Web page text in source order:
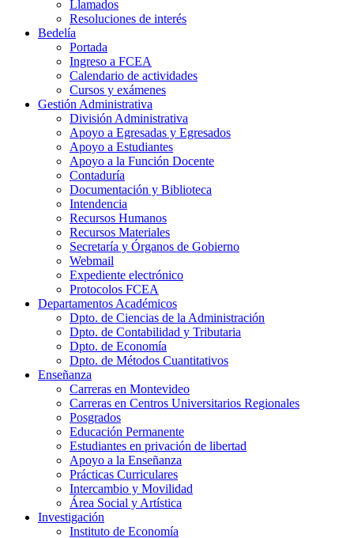
Llamados
Resoluciones de interés
Bedelía
Portada
Ingreso a FCEA
Calendario de actividades
Cursos y exámenes
Gestión Administrativa
División Administrativa
Apoyo a Egresadas y Egresados
Apoyo a Estudiantes
Apoyo a la Función Docente
Contaduría
Documentación y Biblioteca
Intendencia
Recursos Humanos
Recursos Materiales
Secretaría y Órganos de Gobierno
Webmail
Expediente electrónico
Protocolos FCEA
Departamentos Académicos
Dpto. de Ciencias de la Administración
Dpto. de Contabilidad y Tributaria
Dpto. de Economía
Dpto. de Métodos Cuantitativos
Enseñanza
Carreras en Montevideo
Carreras en Centros Universitarios Regionales
Posgrados
Educación Permanente
Estudiantes en privación de libertad
Apoyo a la Enseñanza
Prácticas Curriculares
Intercambio y Movilidad
Área Social y Artística
Investigación
Instituto de Economía